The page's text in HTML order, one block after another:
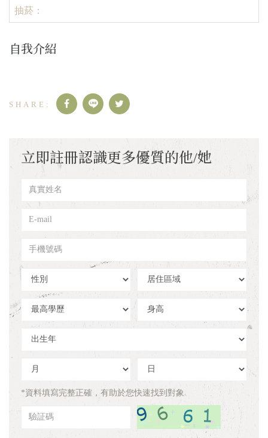
抽菸：
自我介紹
立即註冊認識更多優質的他/她
實
姓
名
手
號
碼
區
月
日
*資料填寫完整正確，有助於您快速找到對象
驗